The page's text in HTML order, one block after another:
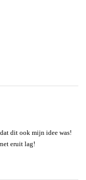
dit ook mijn idee was!
eruit lag!